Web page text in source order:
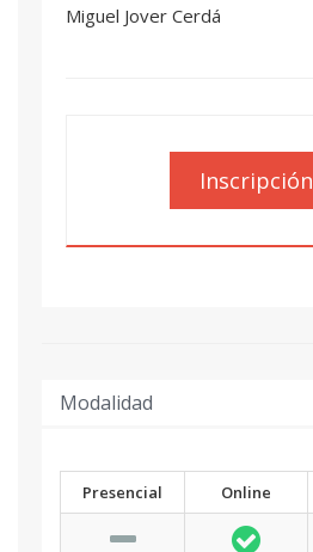
Miguel Jover Cerdá
Inscripción
Modalidad
Presencial Online